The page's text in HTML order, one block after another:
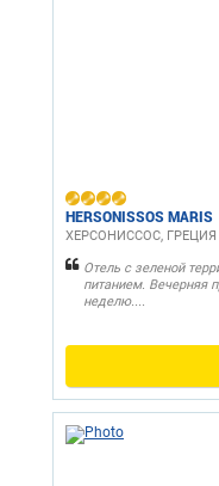
HERSONISSOS MARIS
ХЕРСОНИССОС, ГРЕЦИЯ
Отель с зеленой
питанием. Вечерняя
неделю....